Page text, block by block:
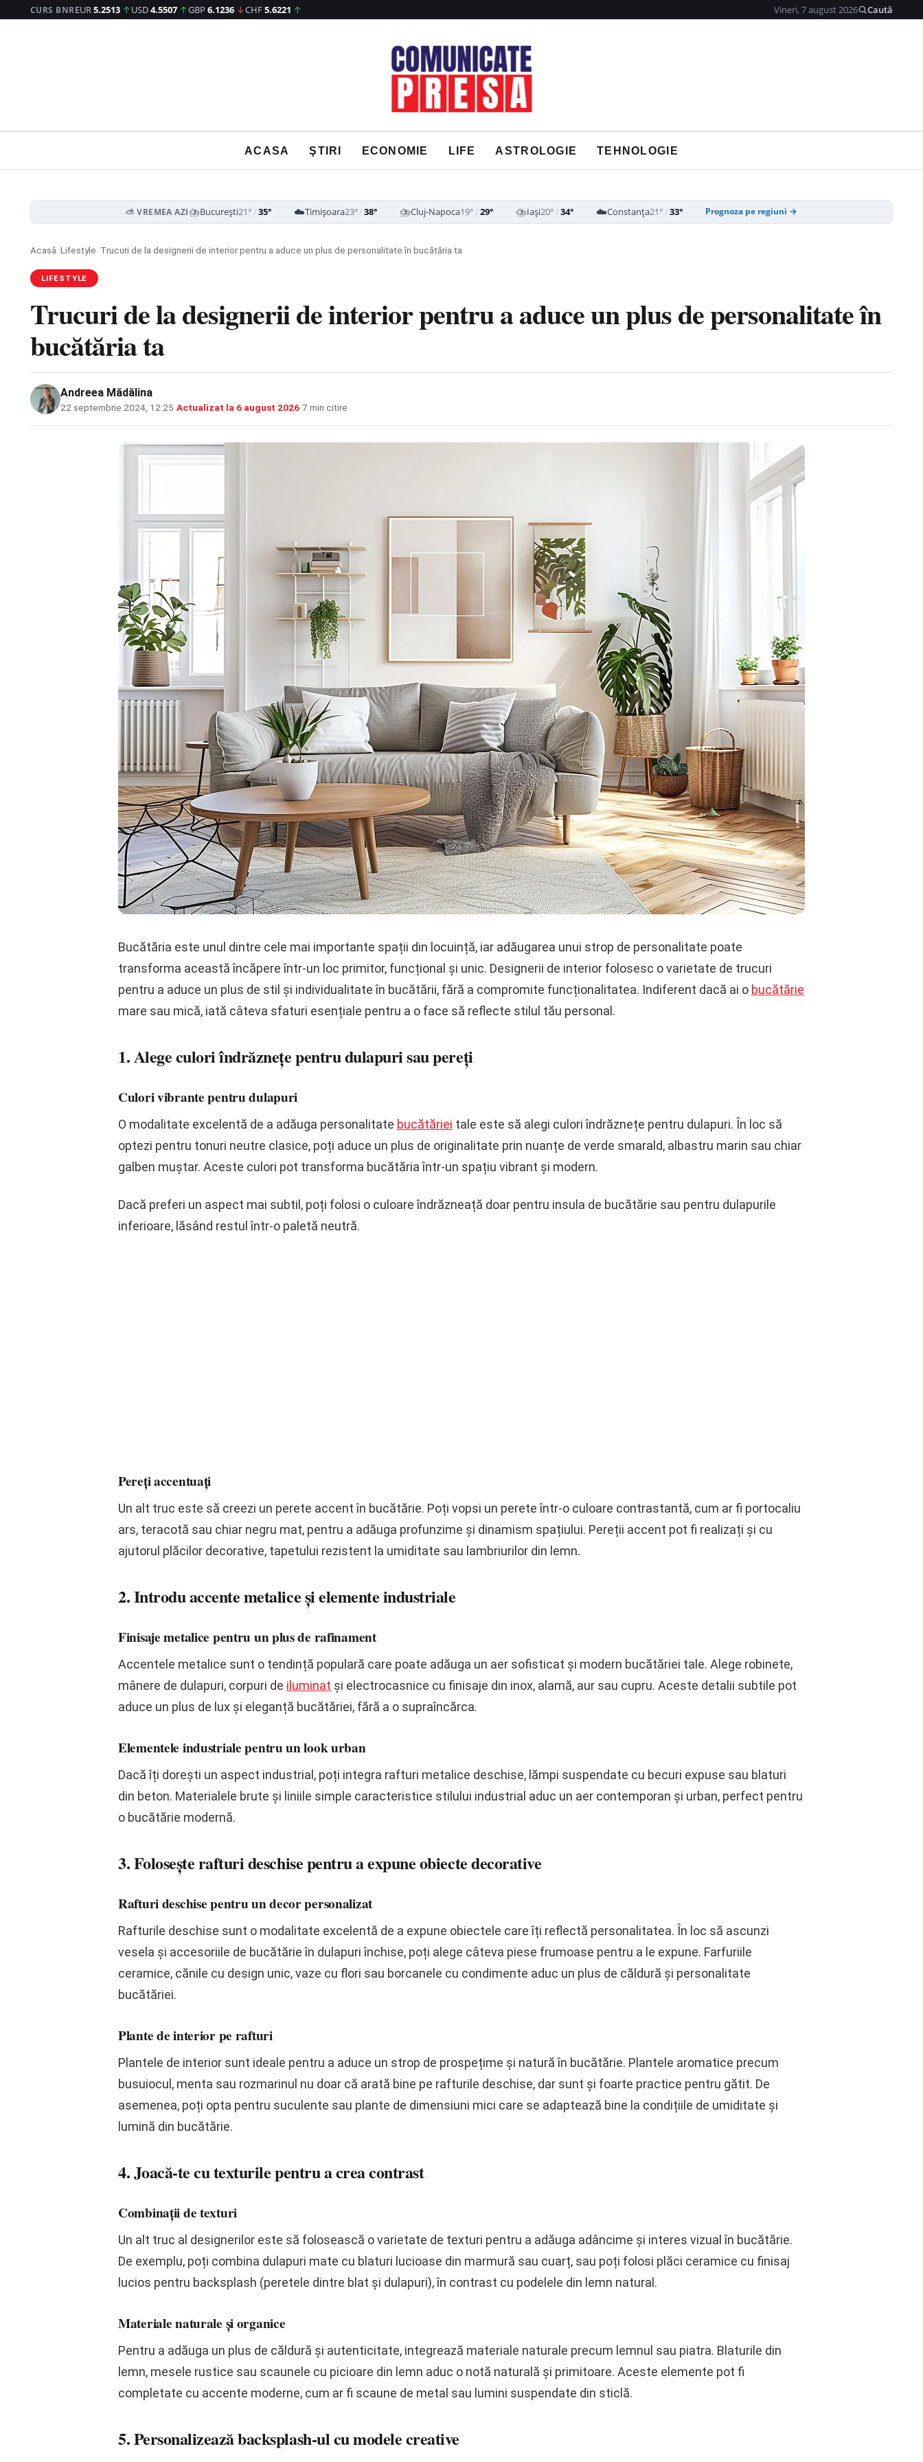
CURS BNR EUR5.2513 ↑USD4.5507 ↑GBP 6.1236 ↓CHF5.6221 ↑ Vineri, 7 august 2026 Caută
ACASA ŞTIRI ECONOMIE LIFE ASTROLOGIE TEHNOLOGIE
⛅ VREMEA AZI ⛈️București21°/35° ☁️Timișoara23°/38° ⛈️Cluj-Napoca19°/29° ⛈️Iași20°/34° ☁️Constanța21°/33° Prognoza pe regiuni →
Acasă/Lifestyle/ Trucuri de la designerii de interior pentru a aduce un plus de personalitate în bucătăria ta
LIFESTYLE
Trucuri de la designerii de interior pentru a aduce un plus de personalitate în
bucătăria ta
Andreea Mădălina
22 septembrie 2024, 12:25 Actualizat la 6 august 2026 7 min citire
Bucătăria este unul dintre cele mai importante spații din locuință, iar adăugarea unui strop de personalitate poate
transforma această încăpere într-un loc primitor, funcțional și unic. Designerii de interior folosesc o varietate de trucuri
pentru a aduce un plus de stil și individualitate în bucătării, fără a compromite funcționalitatea. Indiferent dacă ai o bucătărie
mare sau mică, iată câteva sfaturi esențiale pentru a o face să reflecte stilul tău personal.
1. Alege culori îndrăznețe pentru dulapuri sau pereți
Culori vibrante pentru dulapuri
O modalitate excelentă de a adăuga personalitate bucătăriei tale este să alegi culori îndrăznețe pentru dulapuri. În loc să
optezi pentru tonuri neutre clasice, poți aduce un plus de originalitate prin nuanțe de verde smarald, albastru marin sau chiar
galben muștar. Aceste culori pot transforma bucătăria într-un spațiu vibrant și modern.
Dacă preferi un aspect mai subtil, poți folosi o culoare îndrăzneață doar pentru insula de bucătărie sau pentru dulapurile
inferioare, lăsând restul într-o paletă neutră.
Pereți accentuați
Un alt truc este să creezi un perete accent în bucătărie. Poți vopsi un perete într-o culoare contrastantă, cum ar fi portocaliu
ars, teracotă sau chiar negru mat, pentru a adăuga profunzime și dinamism spațiului. Pereții accent pot fi realizați și cu
ajutorul plăcilor decorative, tapetului rezistent la umiditate sau lambriurilor din lemn.
2. Introdu accente metalice și elemente industriale
Finisaje metalice pentru un plus de rafinament
Accentele metalice sunt o tendință populară care poate adăuga un aer sofisticat și modern bucătăriei tale. Alege robinete,
mânere de dulapuri, corpuri de iluminat și electrocasnice cu finisaje din inox, alamă, aur sau cupru. Aceste detalii subtile pot
aduce un plus de lux și eleganță bucătăriei, fără a o supraîncărca.
Elementele industriale pentru un look urban
Dacă îți dorești un aspect industrial, poți integra rafturi metalice deschise, lămpi suspendate cu becuri expuse sau blaturi
din beton. Materialele brute și liniile simple caracteristice stilului industrial aduc un aer contemporan și urban, perfect pentru
o bucătărie modernă.
3. Folosește rafturi deschise pentru a expune obiecte decorative
Rafturi deschise pentru un decor personalizat
Rafturile deschise sunt o modalitate excelentă de a expune obiectele care îți reflectă personalitatea. În loc să ascunzi
vesela și accesoriile de bucătărie în dulapuri închise, poți alege câteva piese frumoase pentru a le expune. Farfuriile
ceramice, cănile cu design unic, vaze cu flori sau borcanele cu condimente aduc un plus de căldură și personalitate
bucătăriei.
Plante de interior pe rafturi
Plantele de interior sunt ideale pentru a aduce un strop de prospețime și natură în bucătărie. Plantele aromatice precum
busuiocul, menta sau rozmarinul nu doar că arată bine pe rafturile deschise, dar sunt și foarte practice pentru gătit. De
asemenea, poți opta pentru suculente sau plante de dimensiuni mici care se adaptează bine la condițiile de umiditate și
lumină din bucătărie.
4. Joacă-te cu texturile pentru a crea contrast
Combinații de texturi
Un alt truc al designerilor este să folosească o varietate de texturi pentru a adăuga adâncime și interes vizual în bucătărie.
De exemplu, poți combina dulapuri mate cu blaturi lucioase din marmură sau cuarț, sau poți folosi plăci ceramice cu finisaj
lucios pentru backsplash (peretele dintre blat și dulapuri), în contrast cu podelele din lemn natural.
Materiale naturale și organice
Pentru a adăuga un plus de căldură și autenticitate, integrează materiale naturale precum lemnul sau piatra. Blaturile din
lemn, mesele rustice sau scaunele cu picioare din lemn aduc o notă naturală și primitoare. Aceste elemente pot fi
completate cu accente moderne, cum ar fi scaune de metal sau lumini suspendate din sticlă.
5. Personalizează backsplash-ul cu modele creative